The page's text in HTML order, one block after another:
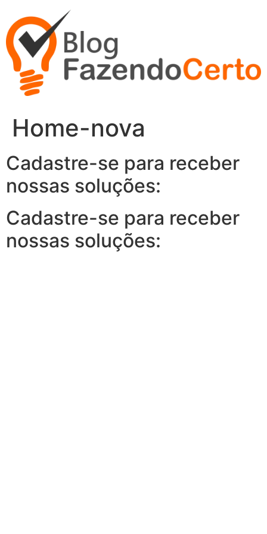
para
conteúdo
Home-nova
Cadastre-se para receber
nossas soluções:
Cadastre-se para receber
nossas soluções: